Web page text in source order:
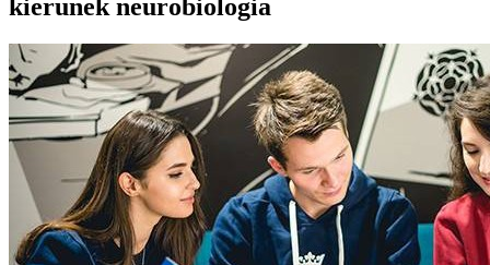
kierunek neurobiologia